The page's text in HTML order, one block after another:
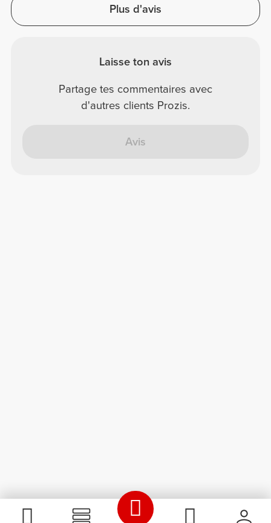
Plus d'avis
Laisse ton avis
Partage tes commentaires avec
d'autres clients Prozis.
Avis